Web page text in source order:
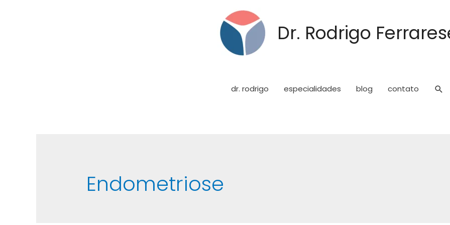
Dr. Rodrigo
dr. rodrigo especialidades blog contato
Endometriose